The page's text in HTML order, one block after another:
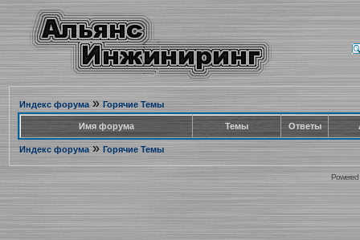
Индекс форума» Горячие Темы
Имя форума Темы Ответы
Индекс форума» Горячие Темы